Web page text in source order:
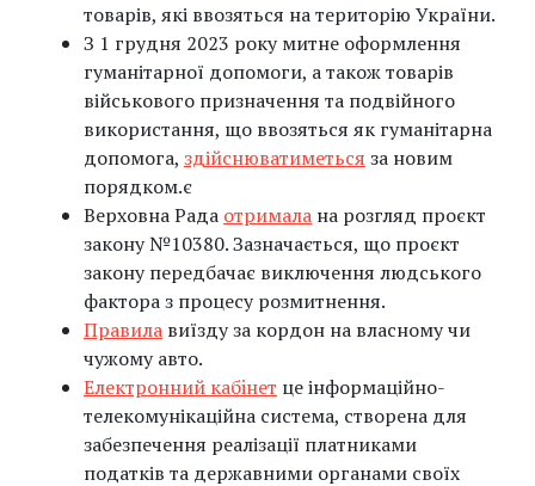
товарів, які ввозяться на територію України.
З 1 грудня 2023 року митне оформлення
гуманітарної допомоги, а також товарів
військового призначення та подвійного
використання, що ввозяться як гуманітарна
допомога, здійснюватиметься за новим
порядком.є
Верховна Рада отримала на розгляд проєкт
закону №10380. Зазначається, що проєкт
закону передбачає виключення людського
фактора з процесу розмитнення.
Правила виїзду за кордон на власному чи
чужому авто.
Електронний кабiнет це інформаційно-
телекомунікаційна система, створена для
забезпечення реалізації платниками
податків та державними органами своїх